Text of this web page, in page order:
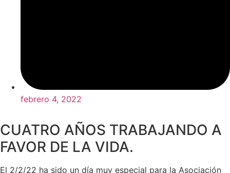
febrero 4, 2022
CUATRO AÑOS TRABAJANDO A
FAVOR DE LA VIDA.
El 2/2/22 ha sido un día muy especial para la Asociación